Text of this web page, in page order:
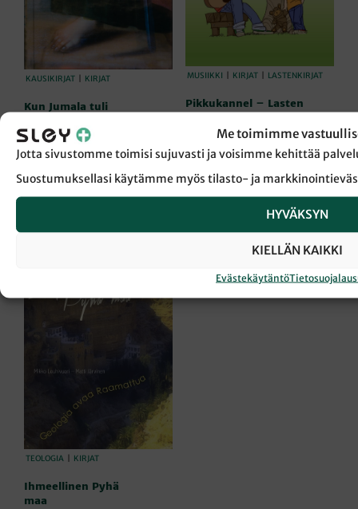
Me toimimme
Jotta sivustomme toimisi sujuvasti ja voisimme kehittää
Suostumuksellasi käytämme myös tilasto- ja
HYVÄKSYN
KIELLÄN KAIKKI
Evästekäytäntö
KAUSIKIRJAT KIRJAT
Kun Jumala tuli
OIavi Rimpiläinen
LISÄÄ OSTOSKORIIN
MUSIIKKI KIRJAT LASTENKIRJAT
Pikkukannel – Lasten
Työryhmä
14,90 €
LISÄÄ OSTOSKORIIN
TEOLOGIA KIRJAT
Ihmeellinen Pyhä
maa